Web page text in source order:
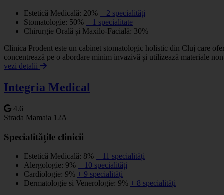
Estetică Medicală: 20% + 2 specialități
Stomatologie: 50% + 1 specialitate
Chirurgie Orală și Maxilo-Facială: 30%
Clinica Prodent este un cabinet stomatologic holistic din Cluj care
concentrează pe o abordare minim invazivă și utilizează materiale
vezi detalii
Integria Medical
4.6
Strada Mamaia 12A
Specialitățile clinicii
Estetică Medicală: 8% + 11 specialități
Alergologie: 9% + 10 specialități
Cardiologie: 9% + 9 specialități
Dermatologie si Venerologie: 9% + 8 specialități